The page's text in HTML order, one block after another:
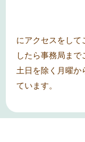
にアクセスをして
したら事務局ま
土日を除く月曜か
ています。